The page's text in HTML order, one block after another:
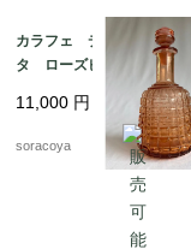
カラフェ デキャン
タ ローズピンク アー
ルデコ 水差し 19tw
m16
11,000 円
soracoya